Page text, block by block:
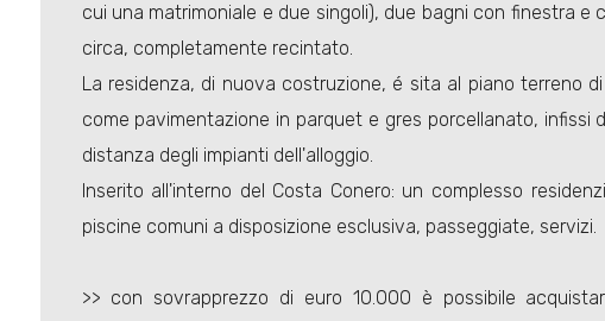
cui una matrimoniale e due singoli), due bagni con finestra e
circa, completamente recintato.
La residenza, di nuova costruzione, é sita al piano terreno
come pavimentazione in parquet e gres porcellanato,
distanza degli impianti dell'alloggio.
Inserito all'interno del Costa Conero: un complesso
piscine comuni a disposizione esclusiva, passeggiate, servizi.
>> con sovrapprezzo di euro 10.000 è possibile